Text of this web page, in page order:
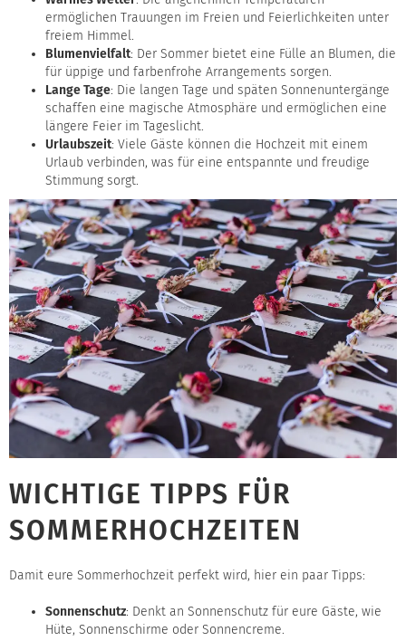
ermöglichen Trauungen im Freien und Feierlichkeiten unter
freiem Himmel.
Blumenvielfalt: Der Sommer bietet eine Fülle an Blumen, die
für üppige und farbenfrohe Arrangements sorgen.
Lange Tage: Die langen Tage und späten Sonnenuntergänge
schaffen eine magische Atmosphäre und ermöglichen eine
längere Feier im Tageslicht.
Urlaubszeit: Viele Gäste können die Hochzeit mit einem
Urlaub verbinden, was für eine entspannte und freudige
Stimmung sorgt.
WICHTIGE TIPPS FÜR
SOMMERHOCHZEITEN
Damit eure Sommerhochzeit perfekt wird, hier ein paar Tipps:
Sonnenschutz: Denkt an Sonnenschutz für eure Gäste, wie
Hüte, Sonnenschirme oder Sonnencreme.